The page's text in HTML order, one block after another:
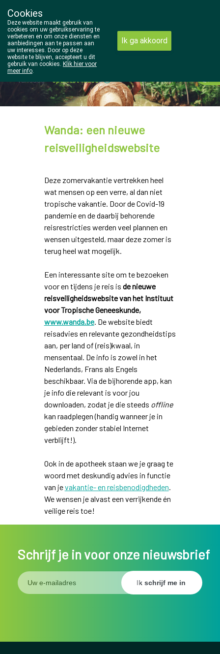
014/810298
Wanda: een nieuwe
reisveiligheidswebsite
Deze zomervakantie vertrekken heel
wat mensen op een verre, al dan niet
tropische vakantie. Door de Covid-19
pandemie en de daarbij behorende
reisrestricties werden veel plannen en
wensen uitgesteld, maar deze zomer is
terug heel wat mogelijk.
Een interessante site om te bezoeken
voor en tijdens je reis is de nieuwe
reisveiligheidswebsite van het Instituut
voor Tropische Geneeskunde,
www.wanda.be. De website biedt
reisadvies en relevante gezondheidstips
aan, per land of (reis)kwaal, in
mensentaal. De info is zowel in het
Nederlands, Frans als Engels
beschikbaar. Via de bijhorende app, kan
je info die relevant is voor jou
downloaden, zodat je die steeds offline
kan raadplegen (handig wanneer je in
gebieden zonder stabiel Internet
verblijft!).
Ook in de apotheek staan we je graag te
woord met deskundig advies in functie
van jevakantie- en reisbenodigdheden.
We wensen je alvast een verrijkende én
veilige reis toe!
Schrijf je in voor onze nieuwsbrief
Cookies
Deze website maakt gebruik van
cookies om uw gebruikservaring te
verbeteren en om onze diensten en
aanbiedingen aan te passen aan
uw interesses. Door op deze
website te blijven, accepteert u dit
gebruik van cookies. Klik hier voor
meer info.
Ik ga akkoord